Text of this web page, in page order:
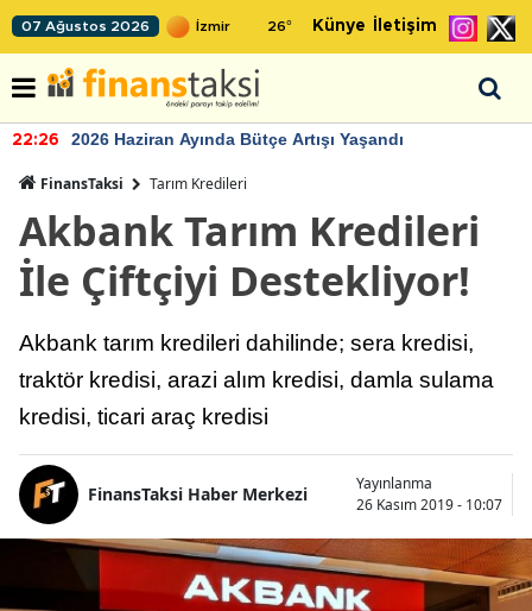
07 Ağustos 2026 26° Künye İletişim
22:26 2026 Haziran Ayında Bütçe Artışı Yaşandı
FinansTaksi Tarım Kredileri
Akbank Tarım Kredileri
İle Çiftçiyi Destekliyor!
Akbank tarım kredileri dahilinde; sera kredisi,
traktör kredisi, arazi alım kredisi, damla sulama
kredisi, ticari araç kredisi
FinansTaksi Haber Merkezi
Yayınlanma
26 Kasım 2019 - 10:07